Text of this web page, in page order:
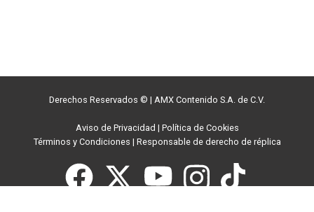
Derechos Reservados © | AMX Contenido S.A. de C.V.
Aviso de Privacidad | Política de Cookies
Términos y Condiciones | Responsable de derecho de réplica